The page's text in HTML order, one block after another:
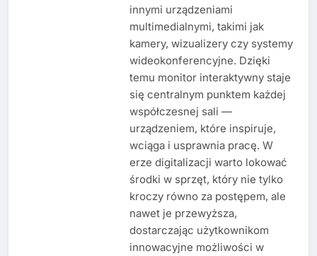
innymi urządzeniami
multimedialnymi, takimi jak
kamery, wizualizery czy systemy
wideokonferencyjne. Dzięki
temu monitor interaktywny staje
się centralnym punktem każdej
współczesnej sali —
urządzeniem, które inspiruje,
wciąga i usprawnia pracę. W
erze digitalizacji warto lokować
środki w sprzęt, który nie tylko
kroczy równo za postępem, ale
nawet je przewyższa,
dostarczając użytkownikom
innowacyjne możliwości w